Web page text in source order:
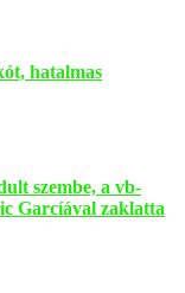
hatalmas
szembe, a vb-
Garcíával zaklatta